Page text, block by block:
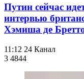
Путин сейчас
интервью
Хэмиша де
11:12 24 Канал
3 4844